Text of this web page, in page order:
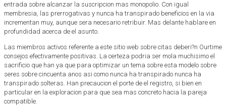
entrada sobre alcanzar la suscripcion mas monopolio. Con igual
membresia, las prerrogativas y nunca ha transpirado beneficios en la vi­a
incrementan muy, aunque sera necesario retribuir. Mas delante hablare en
profundidad acerca de el asunto.
Las miembros activos referente a este sitio web sobre citas deberi?n Ourtime
consejos efectivamente positivas. La certeza podri­a ser mola muchisimo el
sacrificio que han ya que para optimizar un tema sobre esta modelo sobre
seres sobre cincuenta anos asi­ como nunca ha transpirado nunca ha
transpirado solteras. Han precaucion el porte de el registro, si bien en
particular en la exploracion para que sea mas concreto hacia la pareja
compatible.